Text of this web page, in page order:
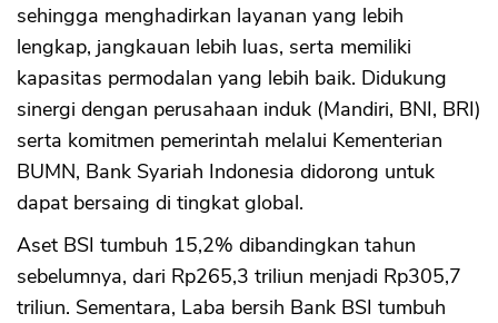
sehingga menghadirkan layanan yang lebih
lengkap, jangkauan lebih luas, serta memiliki
kapasitas permodalan yang lebih baik. Didukung
sinergi dengan perusahaan induk (Mandiri, BNI, BRI)
serta komitmen pemerintah melalui Kementerian
BUMN, Bank Syariah Indonesia didorong untuk
dapat bersaing di tingkat global.
Aset BSI tumbuh 15,2% dibandingkan tahun
sebelumnya, dari Rp265,3 triliun menjadi Rp305,7
triliun. Sementara, Laba bersih Bank BSI tumbuh